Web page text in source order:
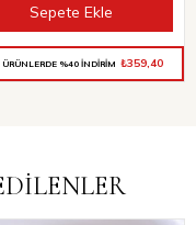
Sepete Ekle
%40 İNDİRİM ₺359,40